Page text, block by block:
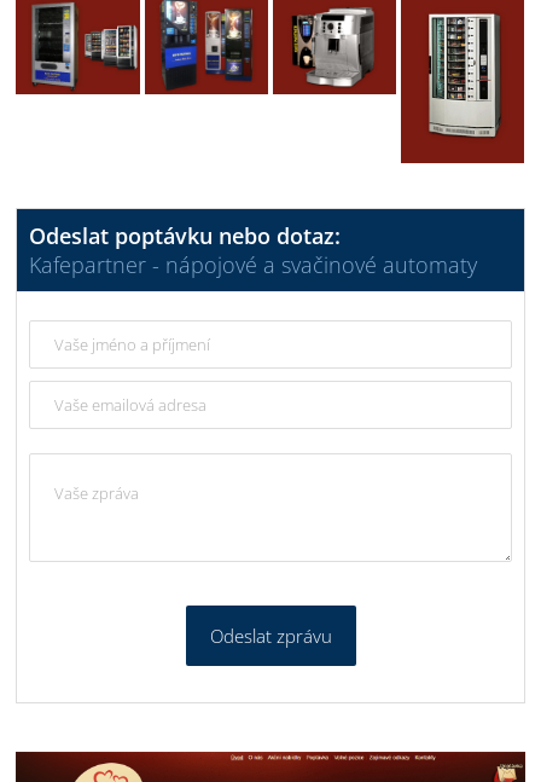
Odeslat poptávku nebo dotaz:
Kafepartner - nápojové a svačinové automaty
Odeslat zprávu